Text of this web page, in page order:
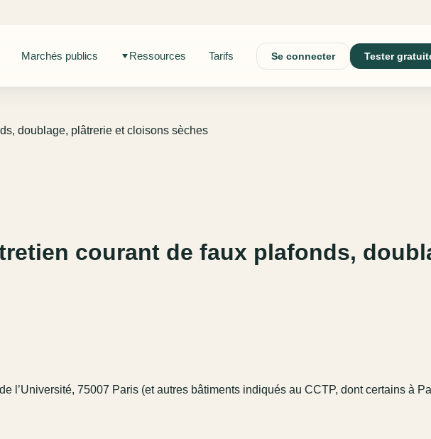
Marchés publics Ressources Tarifs Se connecter Tester
doublage, plâtrerie et cloisons sèches
courant de faux plafonds,
l’Université, 75007 Paris (et autres bâtiments indiqués au CCTP, dont certains à